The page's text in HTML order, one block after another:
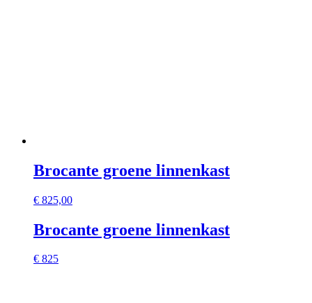
Brocante groene linnenkast
€ 825,00
Brocante groene linnenkast
€ 825